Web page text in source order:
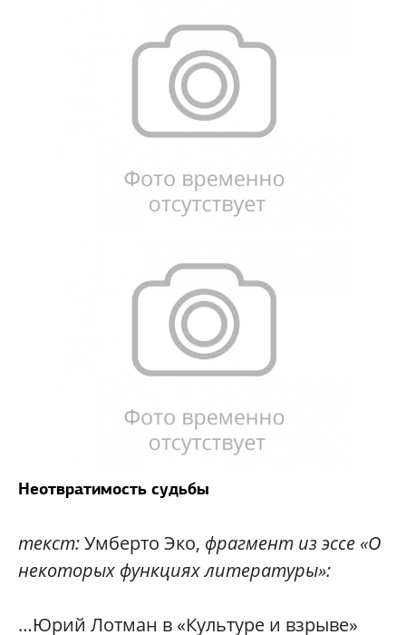
Неотвратимость судьбы
текст:Умберто Эко, фрагмент из эссе «О
некоторых функциях литературы»:
…Юрий Лотман в «Культуре и взрыве»